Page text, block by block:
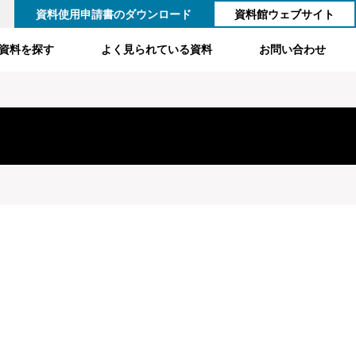
資料使用申請書のダウンロード 資料館ウェブサイト
資料を探す よく見られている資料 お問い合わせ